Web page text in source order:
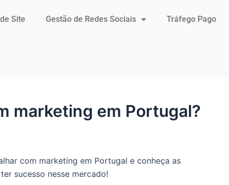
Site Gestão de Redes Sociais Tráfego Pago
marketing em Portugal?
com marketing em Portugal e conheça as
sucesso nesse mercado!